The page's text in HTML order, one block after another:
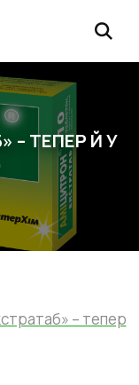
– ТЕПЕР Й У
– тепер